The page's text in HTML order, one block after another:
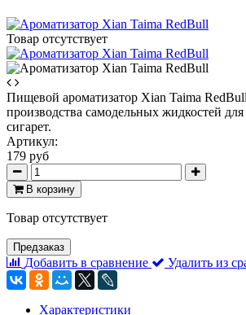
Товар отсутствует
Пищевой ароматизатор Xian Taima
производства самодельных жидкостей
сигарет.
Артикул:
179 руб
В корзину
Товар отсутствует
Предзаказ
Добавить в сравнение Удалить из
Характеристики